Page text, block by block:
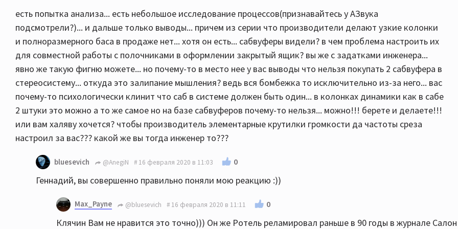
есть попытка анализа... есть небольшое исследование процессов(признавайтесь у АЗвука
подсмотрели?)... и дальше только выводы... причем из серии что производители делают узкие колонки
и полноразмерного баса в продаже нет... хотя он есть... сабвуферы видели? в чем проблема настроить их
для совместной работы с полочниками в оформлении закрытый ящик? вы же с задатками инженера...
явно же такую фигню можете... но почему-то в место нее у вас выводы что нельзя покупать 2 сабвуфера в
стереосистему... откуда это залипание мышления? ведь вся бомбежка то исключительно из-за него... вас
почему-то психологически клинит что саб в системе должен быть один... в колонках динамики как в сабе
2 штуки это можно а то же самое но на базе сабвуферов почему-то нельзя... можно!!! берете и делаете!!!
или вам халяву хочется? чтобы производитель элементарные крутилки громкости да частоты среза
настроил за вас??? какой же вы тогда инженер то???
bluesevich @AnegiN 16 февраля 2020 в 11:03 0
Геннадий, вы совершенно правильно поняли мою реакцию :))
Max_Payne @bluesevich 16 февраля 2020 в 11:11 0
Клячин Вам не нравится это точно))) Он же Ротель реламировал раньше в 90 годы в журнале Салон